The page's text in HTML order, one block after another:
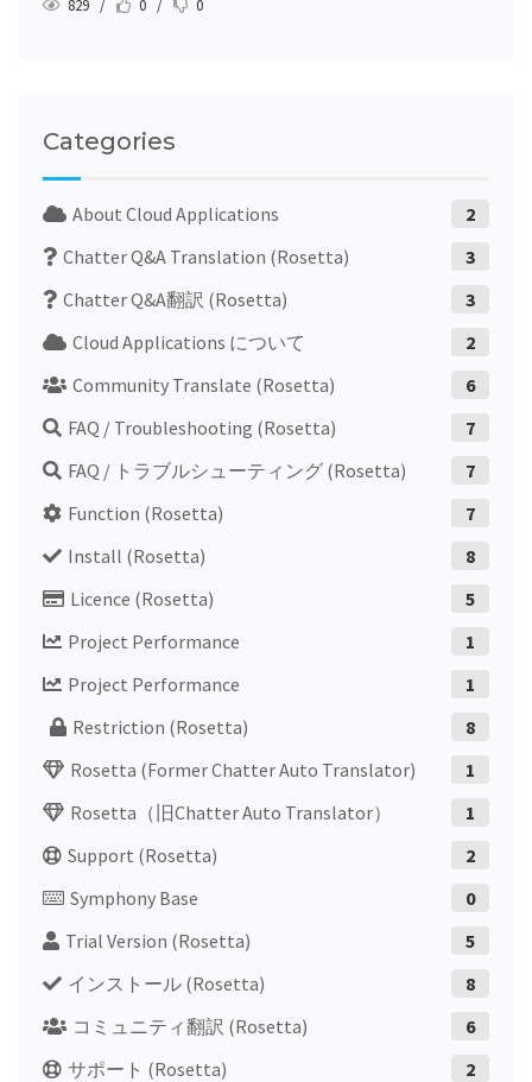
829 / 0 / 0
Categories
About Cloud Applications
2
Chatter Q&A Translation (Rosetta)
3
Chatter Q&A翻訳 (Rosetta)
3
Cloud Applications について
2
Community Translate (Rosetta)
6
FAQ / Troubleshooting (Rosetta)
7
FAQ / トラブルシューティング (Rosetta)
7
Function (Rosetta)
7
Install (Rosetta)
8
Licence (Rosetta)
5
Project Performance
1
Project Performance
1
Restriction (Rosetta)
8
Rosetta (former Chatter Auto Translator)
1
Rosetta（旧Chatter Auto Translator）
1
Support (Rosetta)
2
Symphony Base
0
Trial Version (Rosetta)
5
インストール (Rosetta)
8
コミュニティ翻訳 (Rosetta)
6
サポート (Rosetta)
2